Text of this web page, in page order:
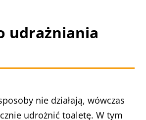
udrażniania
nie działają, wówczas
udrożnić toaletę. W tym